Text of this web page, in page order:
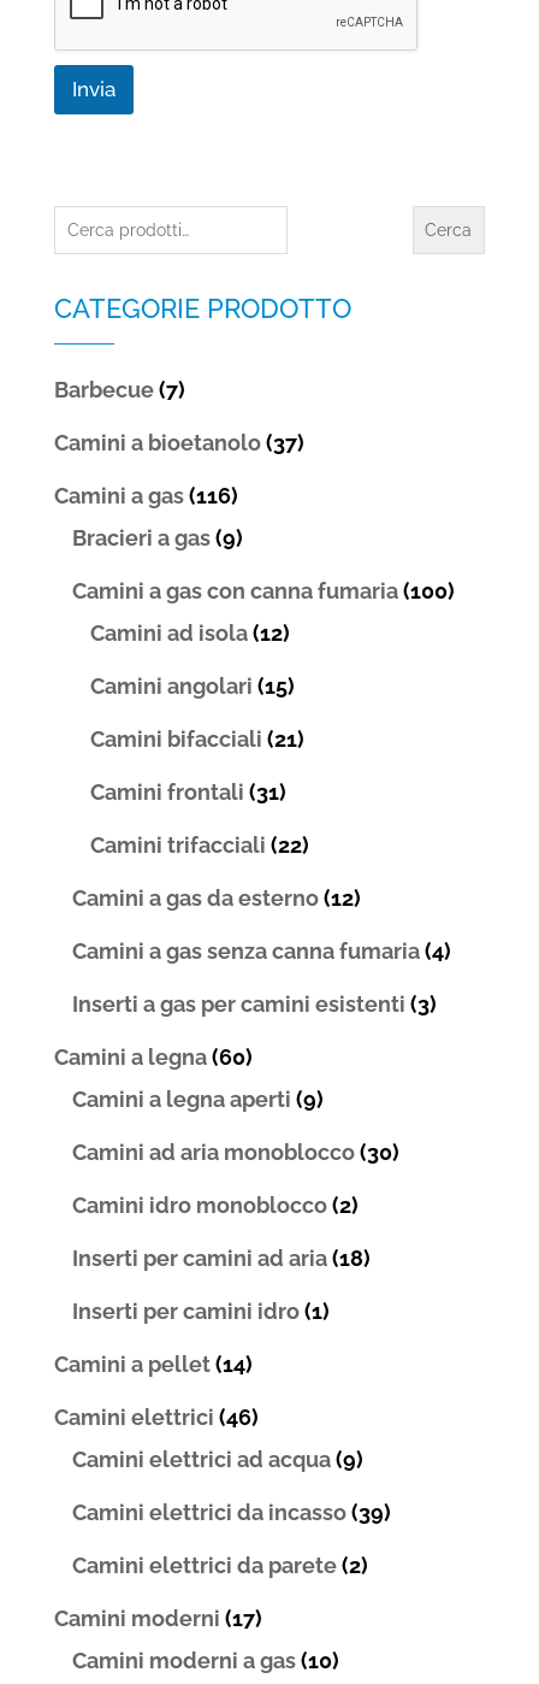
Invia
Cerca: Cerca
CATEGORIE PRODOTTO
Barbecue (7)
Camini a bioetanolo (37)
Camini a gas (116)
Bracieri a gas (9)
Camini a gas con canna fumaria (100)
Camini ad isola (12)
Camini angolari (15)
Camini bifacciali (21)
Camini frontali (31)
Camini trifacciali (22)
Camini a gas da esterno (12)
Camini a gas senza canna fumaria (4)
Inserti a gas per camini esistenti (3)
Camini a legna (60)
Camini a legna aperti (9)
Camini ad aria monoblocco (30)
Camini idro monoblocco (2)
Inserti per camini ad aria (18)
Inserti per camini idro (1)
Camini a pellet (14)
Camini elettrici (46)
Camini elettrici ad acqua (9)
Camini elettrici da incasso (39)
Camini elettrici da parete (2)
Camini moderni (17)
Camini moderni a gas (10)